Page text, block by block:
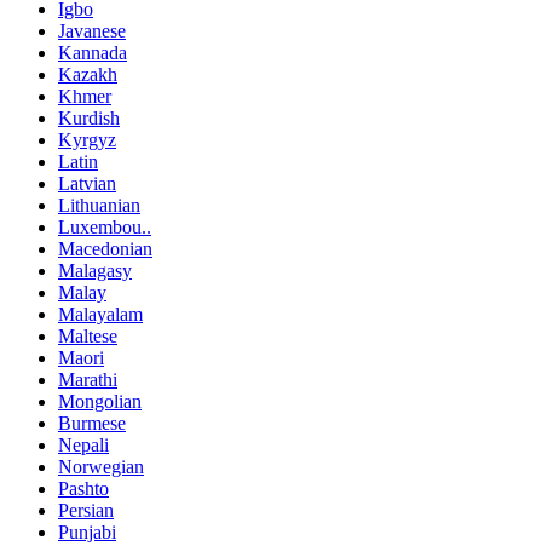
Igbo
Javanese
Kannada
Kazakh
Khmer
Kurdish
Kyrgyz
Latin
Latvian
Lithuanian
Luxembou..
Macedonian
Malagasy
Malay
Malayalam
Maltese
Maori
Marathi
Mongolian
Burmese
Nepali
Norwegian
Pashto
Persian
Punjabi